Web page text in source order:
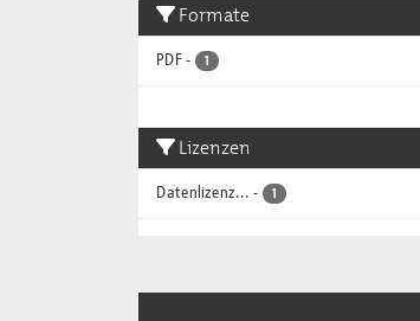
Formate
PDF - 1
Lizenzen
Datenlizenz... - 1